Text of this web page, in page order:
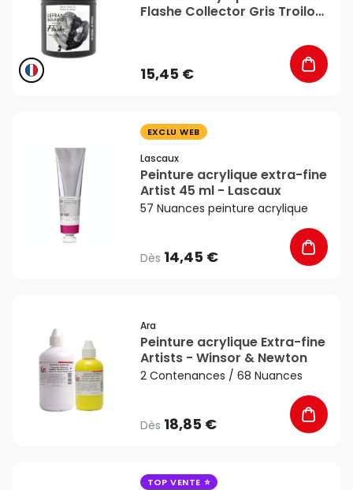
Flashe Collector Gris Troilo
15,45 €
EXCLU WEB
Lascaux
Peinture acrylique extra-fine
Artist 45 ml - Lascaux
57 Nuances peinture acrylique
Dès 14,45 €
Ara
Peinture acrylique Extra-fine
Artists - Winsor & Newton
2 Contenances / 68 Nuances
Dès 18,85 €
TOP VENTE